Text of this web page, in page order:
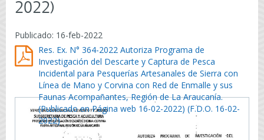
2022)
Publicado: 16-feb-2022
Res. Ex. N° 364-2022 Autoriza Programa de
Investigación del Descarte y Captura de Pesca
Incidental para Pesquerías Artesanales de Sierra con
Línea de Mano y Corvina con Red de Enmalle y sus
Faunas Acompañantes, Región de La Araucanía.
(Publicado en Página web 16-02-2022) (F.D.O. 16-02-
2022)